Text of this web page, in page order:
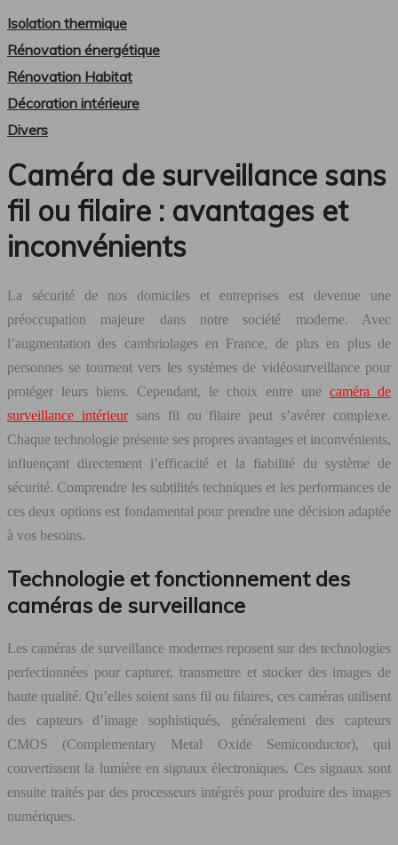
Isolation thermique
Rénovation énergétique
Rénovation Habitat
Décoration intérieure
Divers
Caméra de surveillance sans
fil ou filaire : avantages et
inconvénients
La sécurité de nos domiciles et entreprises est devenue une
préoccupation majeure dans notre société moderne. Avec
l’augmentation des cambriolages en France, de plus en plus de
personnes se tournent vers les systèmes de vidéosurveillance pour
protéger leurs biens. Cependant, le choix entre une caméra de
surveillance intérieursans fil ou filaire peut s’avérer complexe.
Chaque technologie présente ses propres avantages et inconvénients,
influençant directement l’efficacité et la fiabilité du système de
sécurité. Comprendre les subtilités techniques et les performances de
ces deux options est fondamental pour prendre une décision adaptée
à vos besoins.
Technologie et fonctionnement des
caméras de surveillance
Les caméras de surveillance modernes reposent sur des technologies
perfectionnées pour capturer, transmettre et stocker des images de
haute qualité. Qu’elles soient sans fil ou filaires, ces caméras utilisent
des capteurs d’image sophistiqués, généralement des capteurs
CMOS (Complementary Metal Oxide Semiconductor), qui
convertissent la lumière en signaux électroniques. Ces signaux sont
ensuite traités par des processeurs intégrés pour produire des images
numériques.